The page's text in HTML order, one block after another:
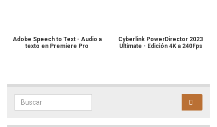
Adobe Speech to Text - Audio a
texto en Premiere Pro
Cyberlink PowerDirector 2023
Ultimate - Edición 4K a 240Fps
Search for: